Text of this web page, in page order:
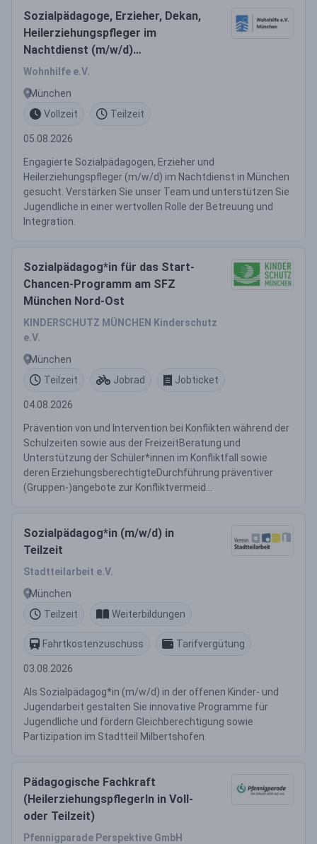
Sozialpädagoge, Erzieher, Dekan,
Heilerziehungspfleger im
Nachtdienst (m/w/d)
Vollzeit/Teilzeit
Wohnhilfe e.V.
München
Vollzeit
Teilzeit
05.08.2026
Engagierte Sozialpädagogen, Erzieher und
Heilerziehungspfleger (m/w/d) im Nachtdienst in München
gesucht. Verstärken Sie unser Team und unterstützen Sie
Jugendliche in einer wertvollen Rolle der Betreuung und
Integration.
Sozialpädagog*in für das Start-
Chancen-Programm am SFZ
München Nord-Ost
KINDERSCHUTZ MÜNCHEN Kinderschutz
e.V.
München
Teilzeit
Jobrad Jobticket
04.08.2026
Prävention von und Intervention bei Konflikten während der
Schulzeiten sowie aus der FreizeitBeratung und
Unterstützung der Schüler*innen im Konfliktfall sowie
deren ErziehungsberechtigteDurchführung präventiver
(Gruppen-)angebote zur Konfliktvermeid...
Sozialpädagog*in (m/w/d) in
Teilzeit
Stadtteilarbeit e.V.
München
Teilzeit
Weiterbildungen
Fahrtkostenzuschuss Tarifvergütung
03.08.2026
Als Sozialpädagog*in (m/w/d) in der offenen Kinder- und
Jugendarbeit gestalten Sie innovative Programme für
Jugendliche und fördern Gleichberechtigung sowie
Partizipation im Stadtteil Milbertshofen.
Pädagogische Fachkraft
(HeilerziehungspflegerIn in Voll-
oder Teilzeit)
Pfennigparade Perspektive GmbH